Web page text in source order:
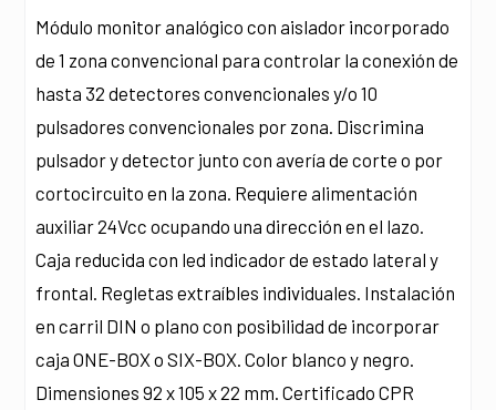
Módulo monitor analógico con aislador incorporado
de 1 zona convencional para controlar la conexión de
hasta 32 detectores convencionales y/o 10
pulsadores convencionales por zona. Discrimina
pulsador y detector junto con avería de corte o por
cortocircuito en la zona. Requiere alimentación
auxiliar 24Vcc ocupando una dirección en el lazo.
Caja reducida con led indicador de estado lateral y
frontal. Regletas extraíbles individuales. Instalación
en carril DIN o plano con posibilidad de incorporar
caja ONE-BOX o SIX-BOX. Color blanco y negro.
Dimensiones 92 x 105 x 22 mm. Certificado CPR